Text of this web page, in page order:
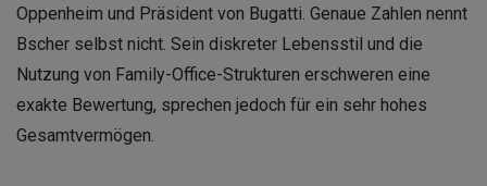
Oppenheim und Präsident von Bugatti. Genaue Zahlen nennt
Bscher selbst nicht. Sein diskreter Lebensstil und die
Nutzung von Family-Office-Strukturen erschweren eine
exakte Bewertung, sprechen jedoch für ein sehr hohes
Gesamtvermögen.